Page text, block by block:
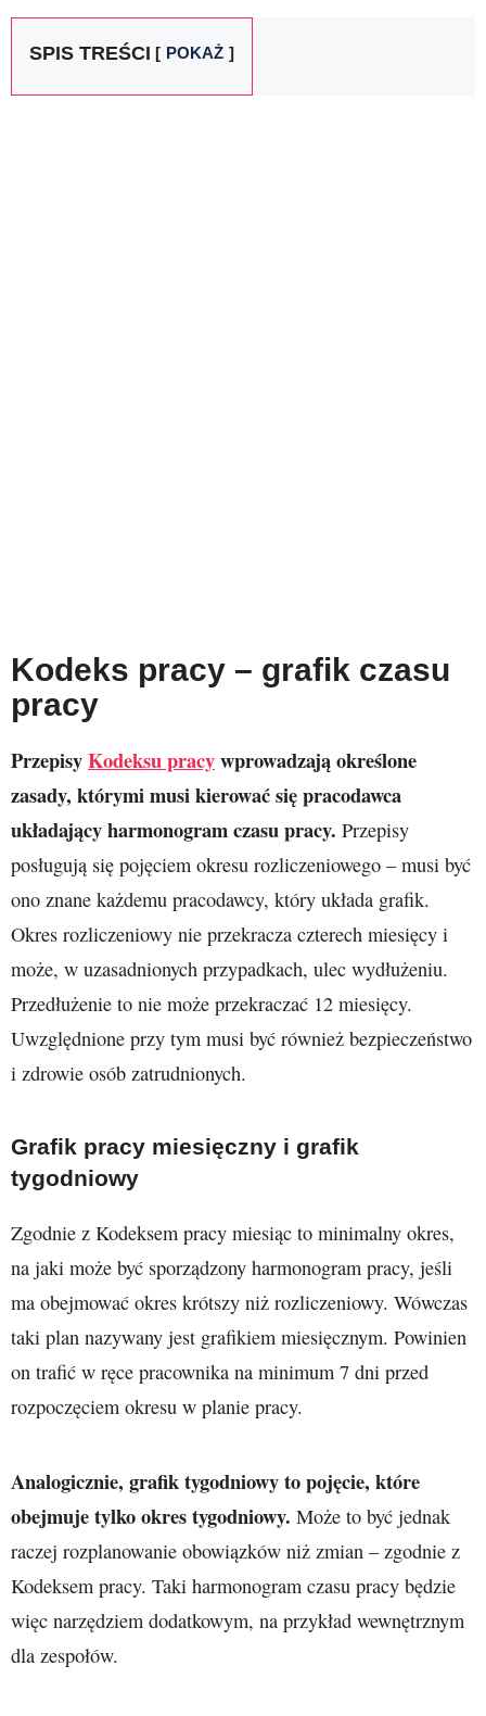
SPIS TREŚCI POKAŻ
Kodeks pracy – grafik czasu
pracy
PrzepisyKodeksu pracywprowadzają określone
zasady, którymi musi kierować się pracodawca
układający harmonogram czasu pracy. Przepisy
posługują się pojęciem okresu rozliczeniowego – musi być
ono znane każdemu pracodawcy, który układa grafik.
Okres rozliczeniowy nie przekracza czterech miesięcy i
może, w uzasadnionych przypadkach, ulec wydłużeniu.
Przedłużenie to nie może przekraczać 12 miesięcy.
Uwzględnione przy tym musi być również bezpieczeństwo
i zdrowie osób zatrudnionych.
Grafik pracy miesięczny i grafik
tygodniowy
Zgodnie z Kodeksem pracy miesiąc to minimalny okres,
na jaki może być sporządzony harmonogram pracy, jeśli
ma obejmować okres krótszy niż rozliczeniowy. Wówczas
taki plan nazywany jest grafikiem miesięcznym. Powinien
on trafić w ręce pracownika na minimum 7 dni przed
rozpoczęciem okresu w planie pracy.
Analogicznie, grafik tygodniowy to pojęcie, które
obejmuje tylko okres tygodniowy. Może to być jednak
raczej rozplanowanie obowiązków niż zmian – zgodnie z
Kodeksem pracy. Taki harmonogram czasu pracy będzie
więc narzędziem dodatkowym, na przykład wewnętrznym
dla zespołów.